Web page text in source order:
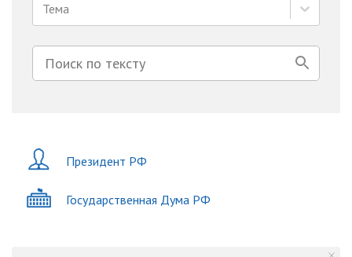
Тема
Президент РФ
Государственная Дума РФ